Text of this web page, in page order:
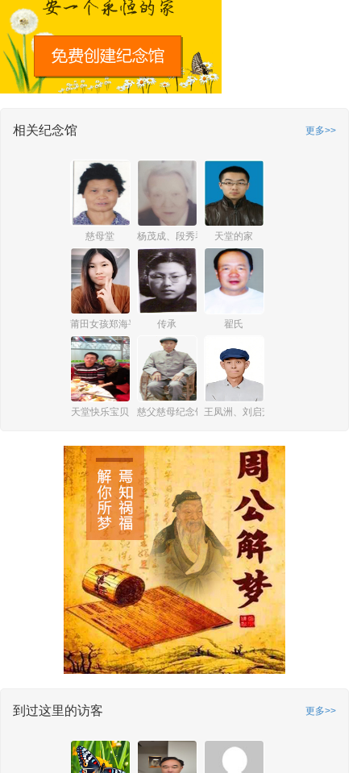
相关纪念馆 更多>>
慈母堂 杨茂成、段秀琴安康天堂的家
莆田女孩郑海平纪念馆传承 翟氏
天堂快乐宝贝 慈父慈母纪念馆 王凤洲、刘启芳纪念馆
到过这里的访客 更多>>